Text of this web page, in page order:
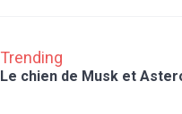
Trending
Le chien de Musk et